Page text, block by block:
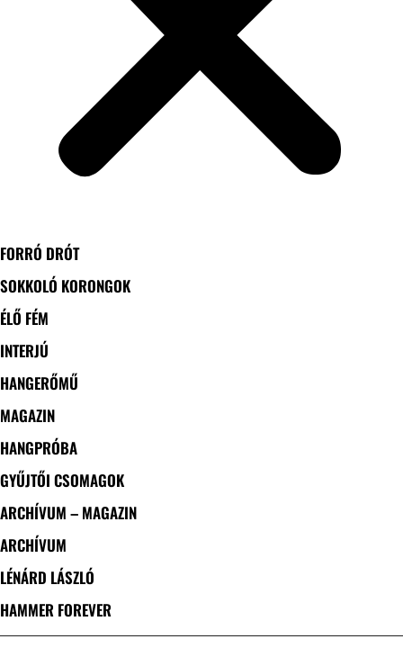
FORRÓ DRÓT
SOKKOLÓ KORONGOK
ÉLŐ FÉM
INTERJÚ
HANGERŐMŰ
MAGAZIN
HANGPRÓBA
GYŰJTŐI CSOMAGOK
ARCHÍVUM – MAGAZIN
ARCHÍVUM
LÉNÁRD LÁSZLÓ
HAMMER FOREVER